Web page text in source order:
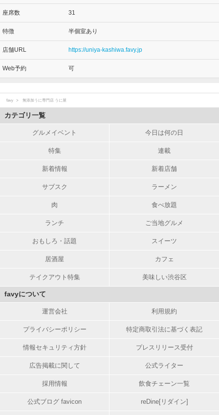
座席数 31
特徴 半個室あり
店舗URL https://uniya-kashiwa.favy.jp
Web予約 可
favy 無添加うに専門店 うに屋
カテゴリ一覧
グルメイベント 今日は何の日
特集 連載
新着情報 新着店舗
サブスク ラーメン
肉 食べ放題
ランチ ご当地グルメ
おもしろ・話題 スイーツ
居酒屋 カフェ
テイクアウト特集 美味しい渋谷区
favyについて
運営会社 利用規約
プライバシーポリシー 特定商取引法に基づく表記
情報セキュリティ方針 プレスリリース受付
広告掲載に関して 公式ライター
採用情報 飲食チェーン一覧
公式ブログ favicon reDine[リダイン]